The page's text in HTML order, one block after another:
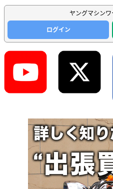
ヤングマシン
ログイン